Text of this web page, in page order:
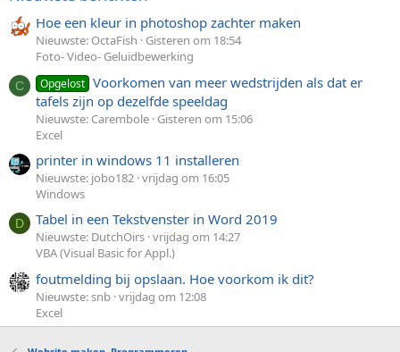
Hoe een kleur in photoshop zachter maken
Nieuwste: OctaFish
Gisteren om 18:54
Foto- Video- Geluidbewerking
C Opgelost Voorkomen van meer wedstrijden als dat er
tafels zijn op dezelfde speeldag
Nieuwste: Carembole Gisteren om 15:06
Excel
printer in windows 11 installeren
Nieuwste: jobo182 vrijdag om 16:05
Windows
D Tabel in een Tekstvenster in Word 2019
Nieuwste: DutchOirs vrijdag om 14:27
VBA (Visual Basic for Appl.)
foutmelding bij opslaan. Hoe voorkom ik dit?
Nieuwste: snb vrijdag om 12:08
Excel